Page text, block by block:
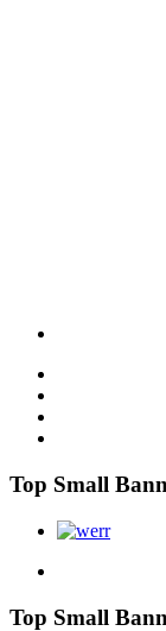
Top Small
Top Small